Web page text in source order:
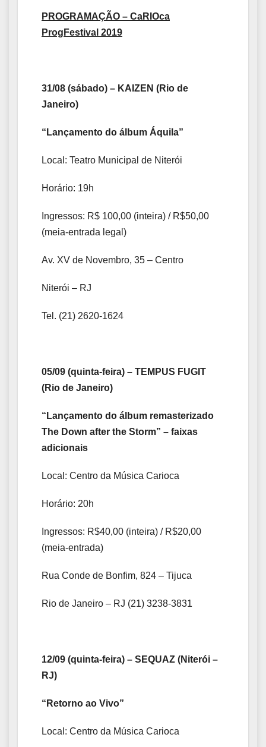
PROGRAMAÇÃO – CaRIOca
ProgFestival 2019
31/08 (sábado) – KAIZEN (Rio de
Janeiro)
“Lançamento do álbum Áquila”
Local: Teatro Municipal de Niterói
Horário: 19h
Ingressos: R$ 100,00 (inteira) / R$50,00
(meia-entrada legal)
Av. XV de Novembro, 35 – Centro
Niterói – RJ
Tel. (21) 2620-1624
05/09 (quinta-feira) – TEMPUS FUGIT
(Rio de Janeiro)
“Lançamento do álbum remasterizado
The Down after the Storm” – faixas
adicionais
Local: Centro da Música Carioca
Horário: 20h
Ingressos: R$40,00 (inteira) / R$20,00
(meia-entrada)
Rua Conde de Bonfim, 824 – Tijuca
Rio de Janeiro – RJ (21) 3238-3831
12/09 (quinta-feira) – SEQUAZ (Niterói –
RJ)
“Retorno ao Vivo”
Local: Centro da Música Carioca